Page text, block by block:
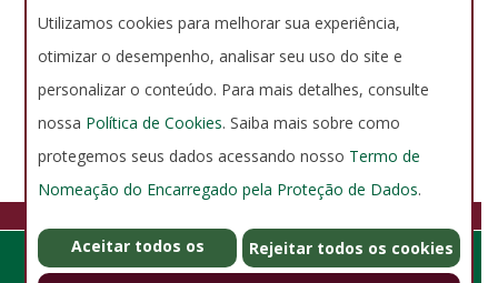
GERENCIAR COOKIES
POLÍTICA DE PRIVACIDADE
Rua Álvaro Chaves 41, Laranjeiras - Rio de Janeiro - RJ - Brasil -
Utilizamos cookies para melhorar sua experiência,
otimizar o desempenho, analisar seu uso do site e
personalizar o conteúdo. Para mais detalhes, consulte
nossa Política de Cookies. Saiba mais sobre como
protegemos seus dados acessando nosso Termo de
Nomeação do Encarregado pela Proteção de Dados.
Aceitar todos os
Rejeitar todos os cookies